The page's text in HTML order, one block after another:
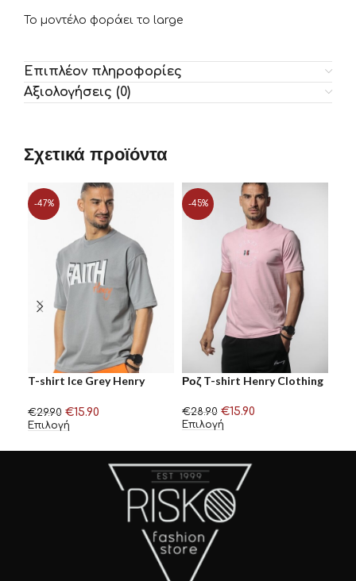
Το μοντέλο φοράει το large
Επιπλέον πληροφορίες
Αξιολογήσεις (0)
Σχετικά προϊόντα
-47%
T-shirt Ice Grey Henry
€29.90 €15.90
Επιλογή
-45%
Ροζ T-shirt Henry Clothing
€28.90 €15.90
Επιλογή